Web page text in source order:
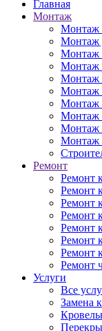
Главная
Монтаж
Монтаж
Монтаж
Монтаж
Монтаж
Монтаж
Монтаж
Монтаж
Монтаж
Монтаж
Монтаж
Ремонт
Ремонт
Ремонт
Ремонт
Ремонт
Ремонт
Ремонт
Ремонт
Ремонт
Услуги
Все
Замена